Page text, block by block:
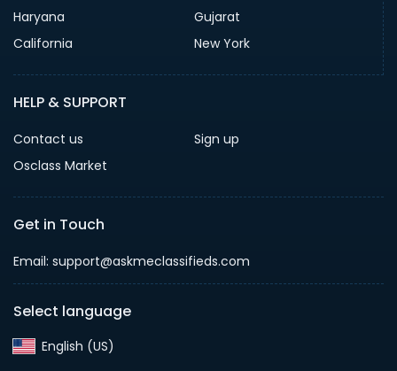
Haryana
Gujarat
California
New York
HELP & SUPPORT
Contact us
Sign up
Osclass Market
Get in Touch
Email: support@askmeclassifieds.com
Select language
English (US)‎